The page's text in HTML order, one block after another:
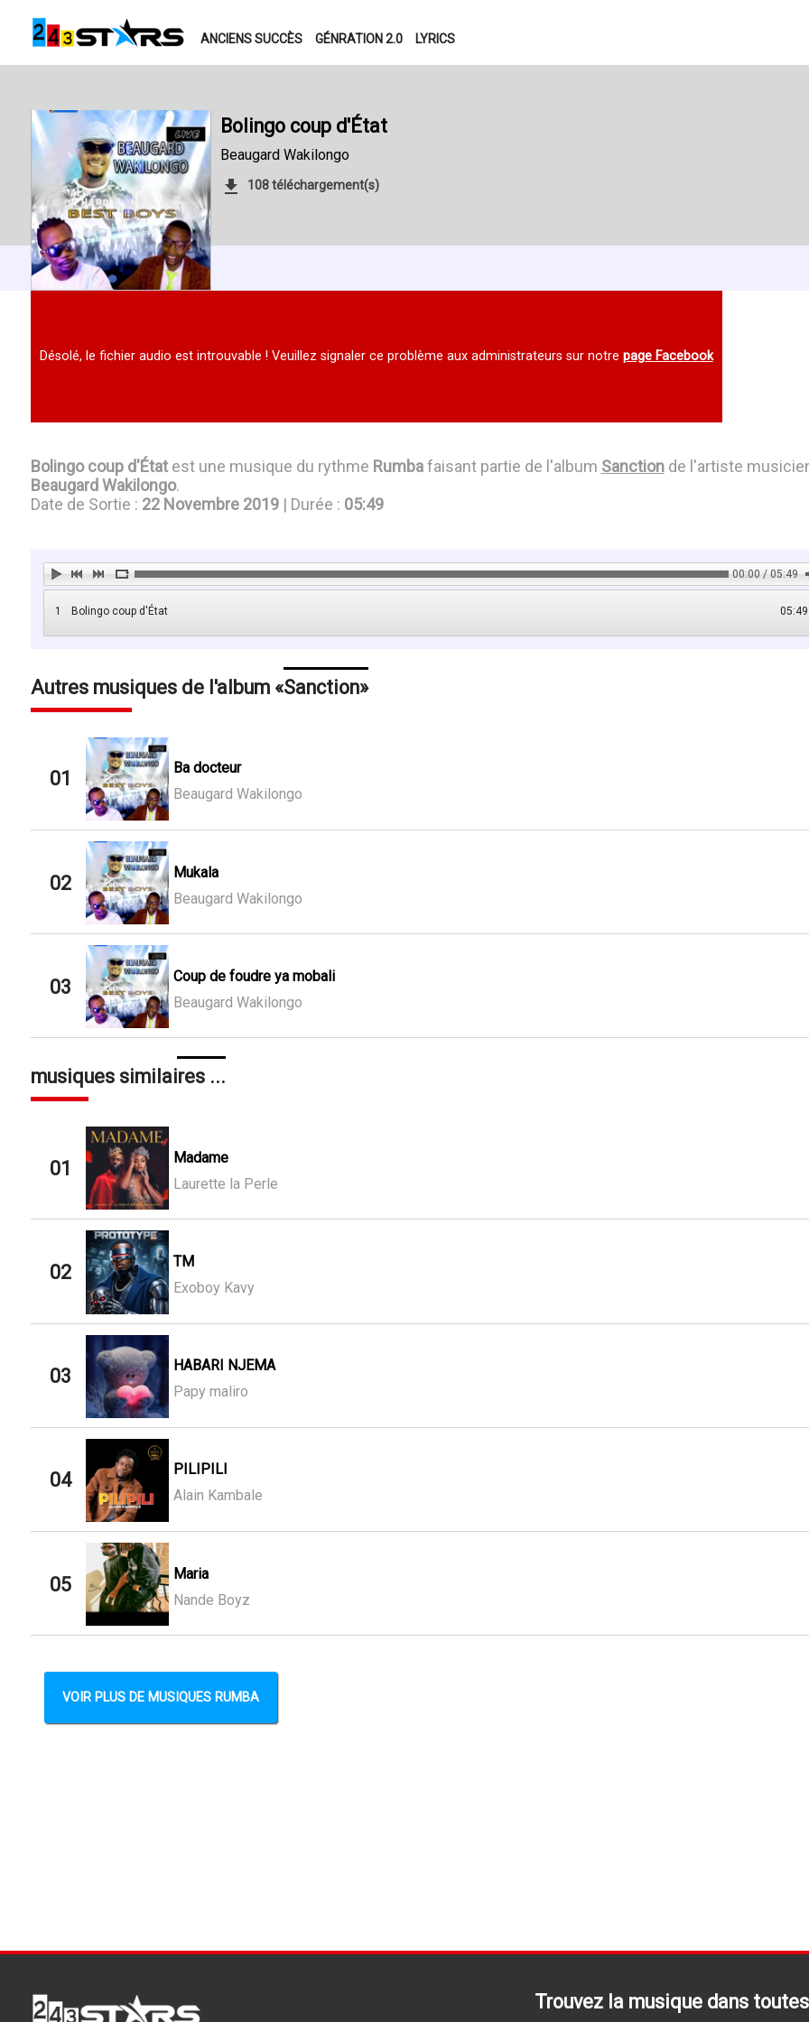
ANCIENS SUCCÈS GÉNRATION 2.0 LYRICS
Bolingo coup d'État
Beaugard Wakilongo
108 téléchargement(s)
Désolé, le fichier audio est introuvable ! Veuillez signaler ce problème aux administrateurs sur notre page Facebook
Bolingo coup d'Étatest une musique du rythme Rumbafaisant partie de l'album Sanctionde l'artiste
Beaugard Wakilongo.
Date de Sortie : 22 Novembre 2019| Durée : 05:49
00:00 / 05:49
1 05:49
Bolingo coup d'État
Autres musiques de l'album Sanction
01
Ba docteur
Beaugard Wakilongo
02
Mukala
Beaugard Wakilongo
03
Coup de foudre ya mobali
Beaugard Wakilongo
musiques similaires ...
01
Madame
Laurette la Perle
02
TM
Exoboy Kavy
03
HABARI NJEMA
Papy maliro
04
PILIPILI
Alain Kambale
05
Maria
Nande Boyz
VOIR PLUS DE MUSIQUES RUMBA
Trouvez la musique dans